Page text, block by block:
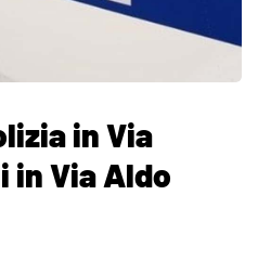
in Via
in Via Aldo